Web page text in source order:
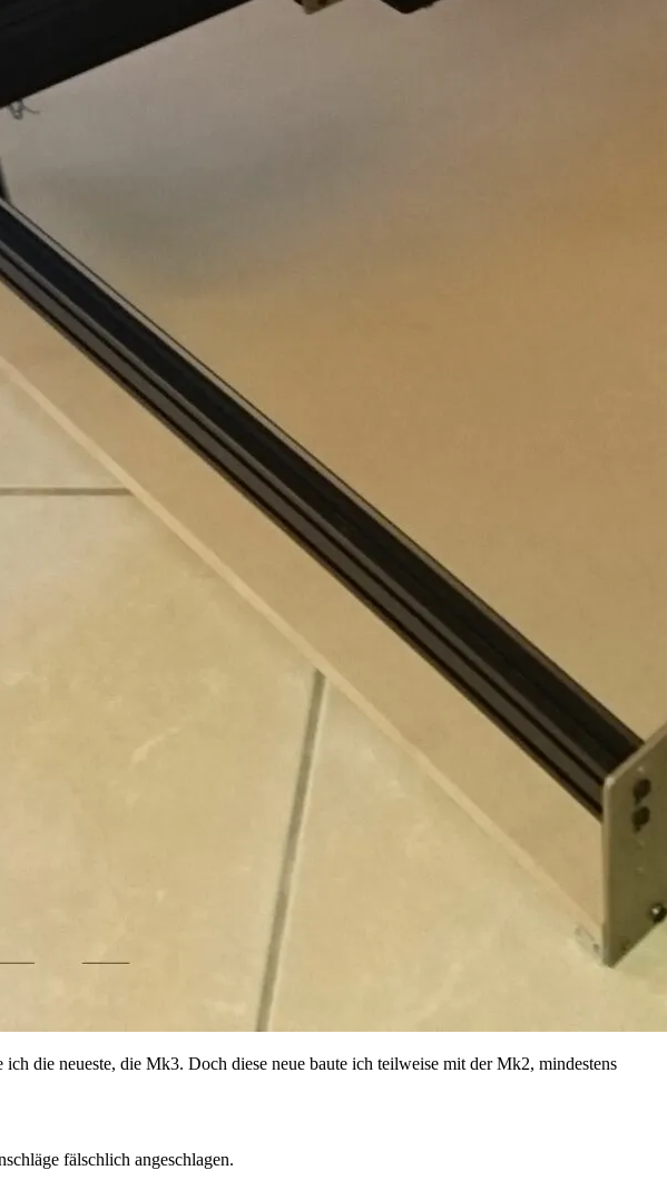
ich die neueste, die Mk3. Doch diese neue baute ich teilweise mit der Mk2, mindestens
fälschlich angeschlagen.